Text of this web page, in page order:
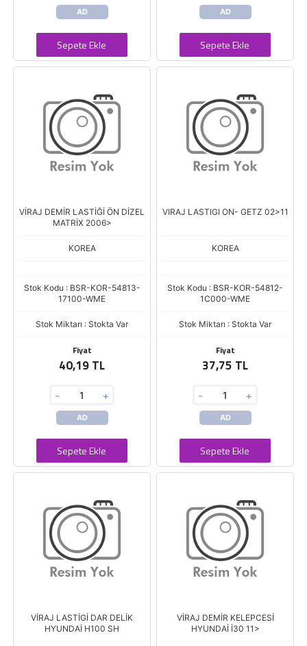
AD
Sepete Ekle
AD
Sepete Ekle
VİRAJ DEMİR LASTİĞİ ÖN DİZEL
MATRİX 2006>
KOREA
Stok Kodu : BSR-KOR-54813-
17100-WME
Stok Miktarı : Stokta Var
Fiyat
40,19 TL
- +
AD
Sepete Ekle
VIRAJ LASTIGI ON- GETZ 02>11
KOREA
Stok Kodu : BSR-KOR-54812-
1C000-WME
Stok Miktarı : Stokta Var
Fiyat
37,75 TL
- +
AD
Sepete Ekle
VİRAJ LASTİGİ DAR DELİK
HYUNDAİ H100 SH
VİRAJ DEMİR KELEPCESİ
HYUNDAİ İ30 11>